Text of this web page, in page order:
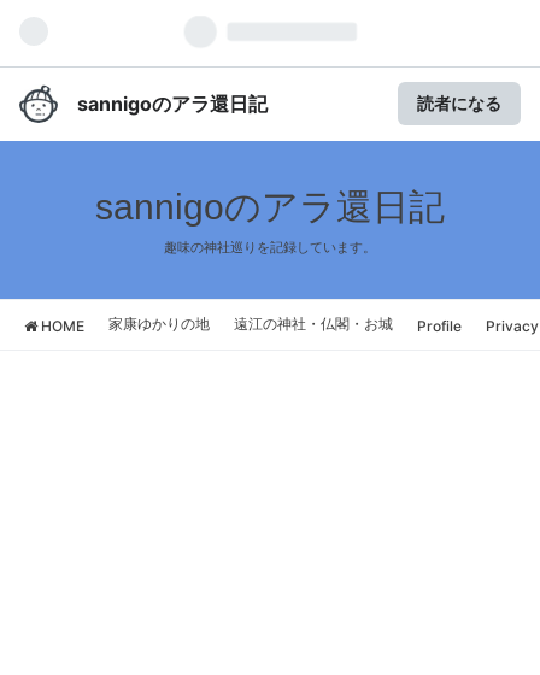
sannigoのアラ還日記 読者になる
sannigoのアラ還日記
趣味の神社巡りを記録しています。
HOME 家康ゆかりの地 遠江の神社・仏閣・お城 Profile